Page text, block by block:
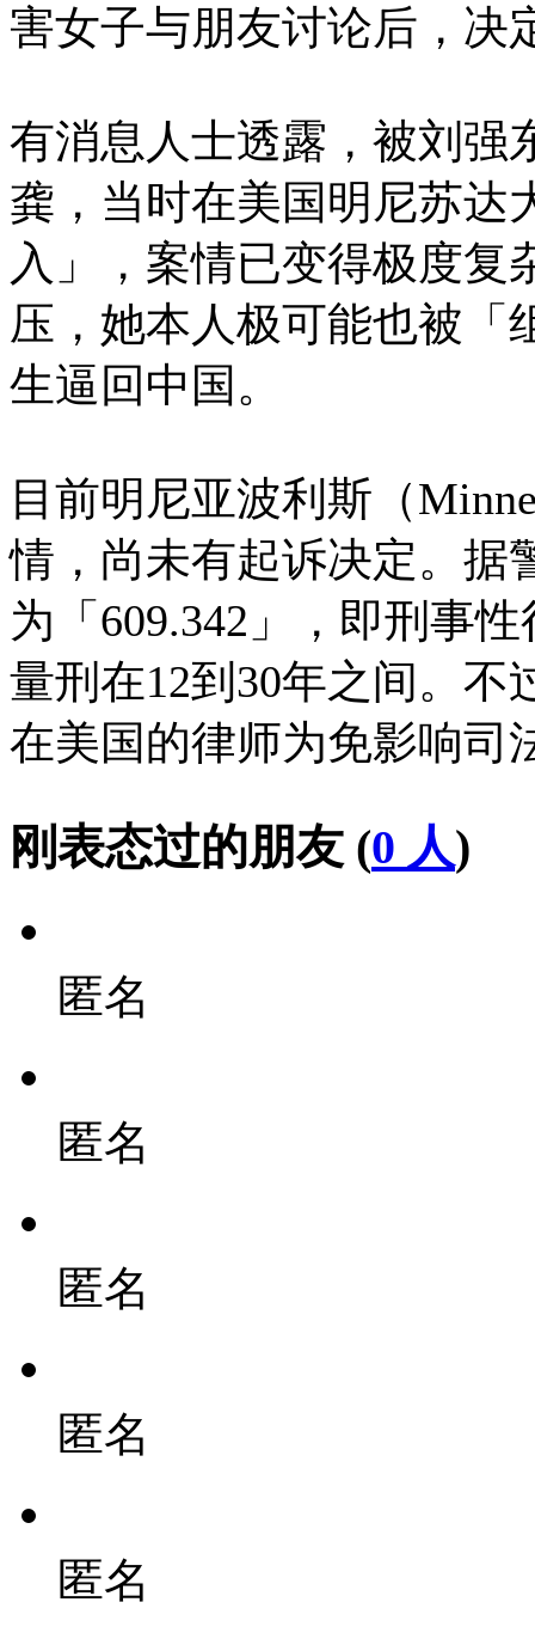
害女子与朋友讨论后，决
有消息人士透露，被刘强
龚，当时在美国明尼苏达
入」，案情已变得极度复
压，她本人极可能也被「
生逼回中国。
目前明尼亚波利斯（
情，尚未有起诉决定。据
为「609.342」，即刑事
量刑在12到30年之间。
在美国的律师为免影响司
刚表态过的朋友 (0 人)
匿名
匿名
匿名
匿名
匿名